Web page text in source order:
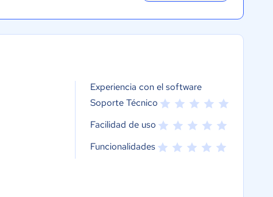
Experiencia con el software
Soporte Técnico
Facilidad de uso
Funcionalidades